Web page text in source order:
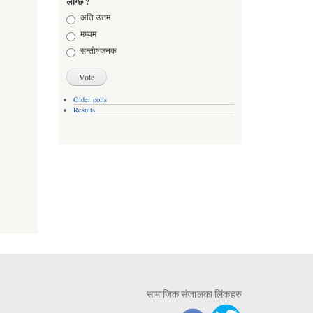
Choicesअति उत्तम
मध्यम
सन्तोषजनक
Older polls
Results
सामाजिक संजालका लिंकहरु